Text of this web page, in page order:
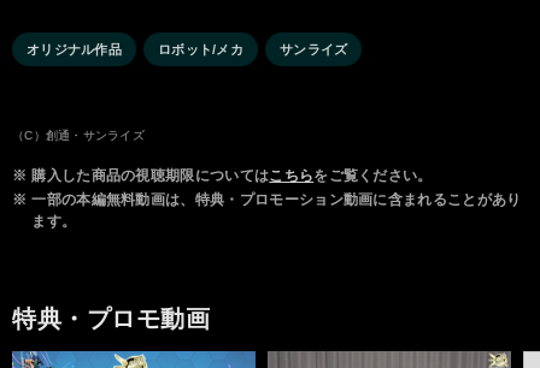
オリジナル作品 ロボット/メカ サンライズ
（C）創通・サンライズ
※ 購入した商品の視聴期限についてはこちらをご覧ください。
※ 一部の本編無料動画は、特典・プロモーション動画に含まれることがあり
ます。
特典・プロモ動画